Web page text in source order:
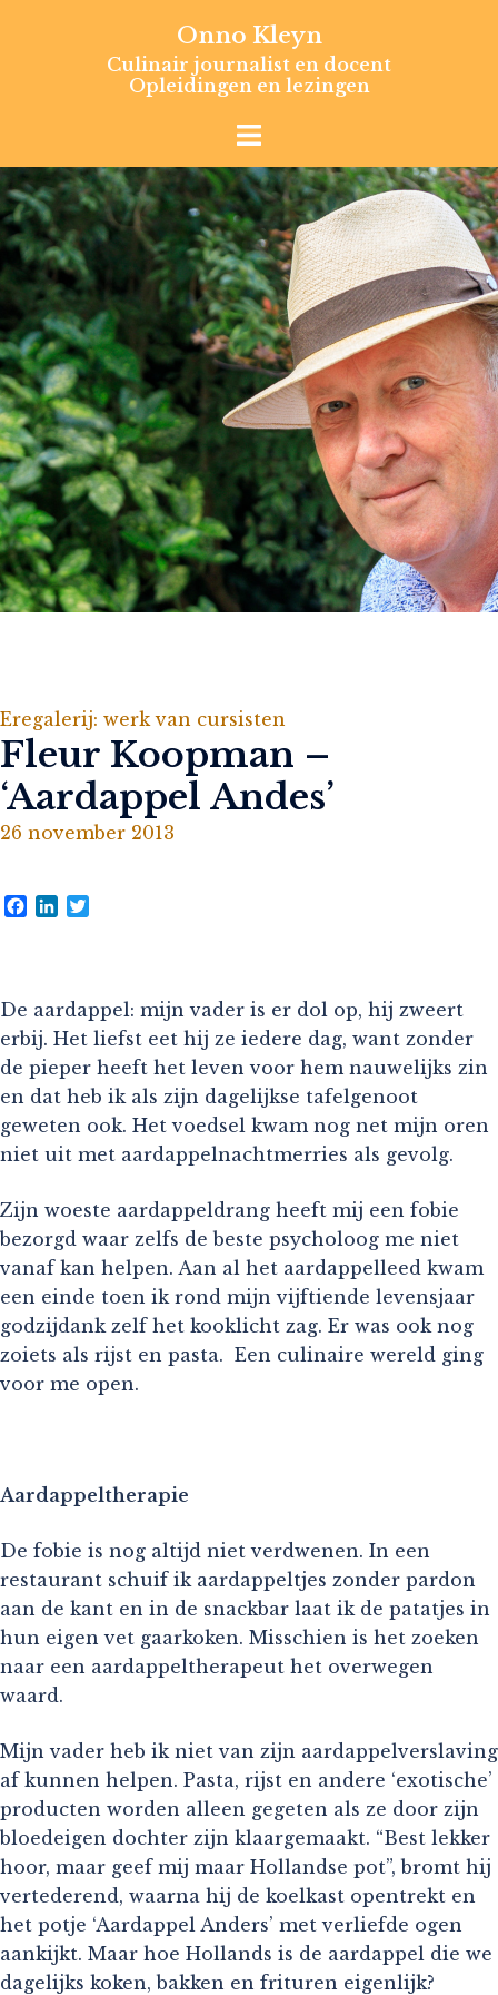
Onno Kleyn
Culinair journalist en docent
Opleidingen en lezingen
Eregalerij: werk van cursisten
Fleur Koopman –
‘Aardappel Andes’
26 november 2013
Facebook
LinkedIn
De aardappel: mijn vader is er dol op, hij zweert
erbij. Het liefst eet hij ze iedere dag, want zonder
de pieper heeft het leven voor hem nauwelijks zin
en dat heb ik als zijn dagelijkse tafelgenoot
geweten ook. Het voedsel kwam nog net mijn oren
niet uit met aardappelnachtmerries als gevolg.
Zijn woeste aardappeldrang heeft mij een fobie
bezorgd waar zelfs de beste psycholoog me niet
vanaf kan helpen. Aan al het aardappelleed kwam
een einde toen ik rond mijn vijftiende levensjaar
godzijdank zelf het kooklicht zag. Er was ook nog
zoiets als rijst en pasta. Een culinaire wereld ging
voor me open.
Aardappeltherapie
De fobie is nog altijd niet verdwenen. In een
restaurant schuif ik aardappeltjes zonder pardon
aan de kant en in de snackbar laat ik de patatjes in
hun eigen vet gaarkoken. Misschien is het zoeken
naar een aardappeltherapeut het overwegen
waard.
Mijn vader heb ik niet van zijn aardappelverslaving
af kunnen helpen. Pasta, rijst en andere ‘exotische’
producten worden alleen gegeten als ze door zijn
bloedeigen dochter zijn klaargemaakt. “Best lekker
hoor, maar geef mij maar Hollandse pot”, bromt hij
vertederend, waarna hij de koelkast opentrekt en
het potje ‘Aardappel Anders’ met verliefde ogen
aankijkt. Maar hoe Hollands is de aardappel die we
dagelijks koken, bakken en frituren eigenlijk?